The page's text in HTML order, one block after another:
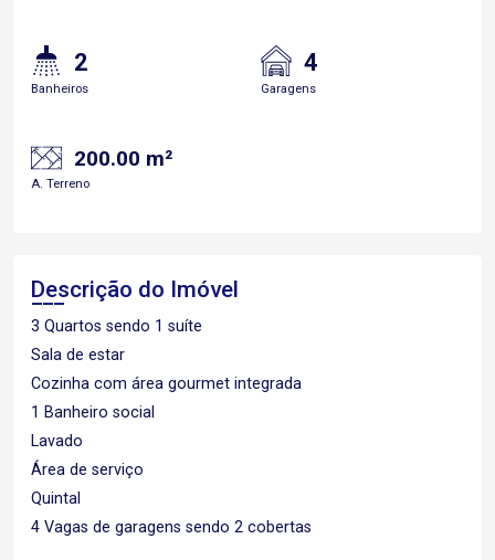
2
Banheiros
4
Garagens
200.00 m²
A. Terreno
Descrição do Imóvel
3 Quartos sendo 1 suíte
Sala de estar
Cozinha com área gourmet integrada
1 Banheiro social
Lavado
Área de serviço
Quintal
4 Vagas de garagens sendo 2 cobertas